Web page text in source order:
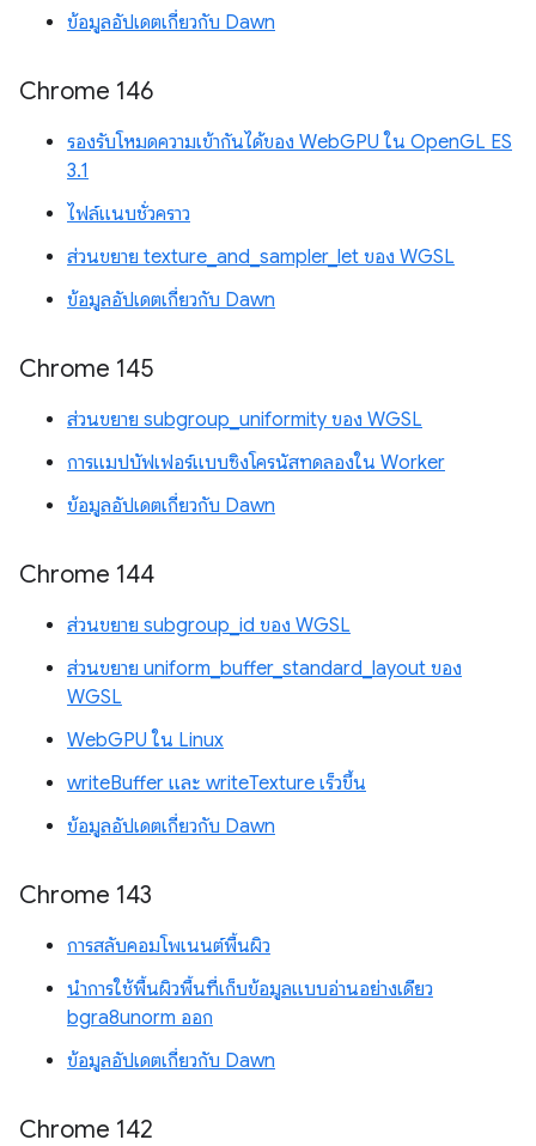
ข้อมูลอัปเดตเกี่ยวกับ Dawn
Chrome 146
รองรับโหมดความเข้ากันได้ของ WebGPU ใน OpenGL ES
3.1
ไฟล์แนบชั่วคราว
ส่วนขยาย texture_and_sampler_let ของ WGSL
ข้อมูลอัปเดตเกี่ยวกับ Dawn
Chrome 145
ส่วนขยาย subgroup_uniformity ของ WGSL
การแมปบัฟเฟอร์แบบซิงโครนัสทดลองใน Worker
ข้อมูลอัปเดตเกี่ยวกับ Dawn
Chrome 144
ส่วนขยาย subgroup_id ของ WGSL
ส่วนขยาย uniform_buffer_standard_layout ของ
WGSL
WebGPU ใน Linux
writeBuffer และ writeTexture เร็วขึ้น
ข้อมูลอัปเดตเกี่ยวกับ Dawn
Chrome 143
การสลับคอมโพเนนต์พื้นผิว
นำการใช้พื้นผิวพื้นที่เก็บข้อมูลแบบอ่านอย่างเดียว
bgra8unorm ออก
ข้อมูลอัปเดตเกี่ยวกับ Dawn
Chrome 142